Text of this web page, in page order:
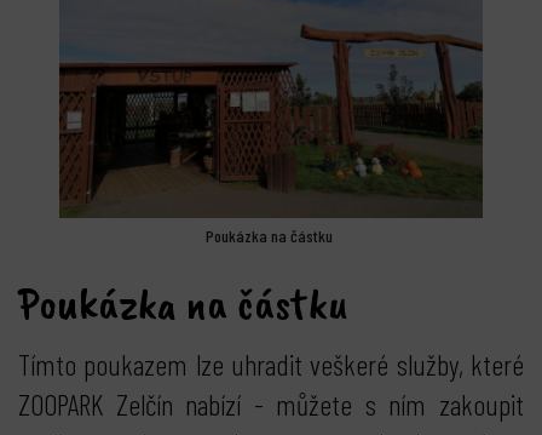
Poukázka na částku
Poukázka na částku
Tímto poukazem lze uhradit veškeré služby, které
ZOOPARK Zelčín nabízí - můžete s ním zakoupit